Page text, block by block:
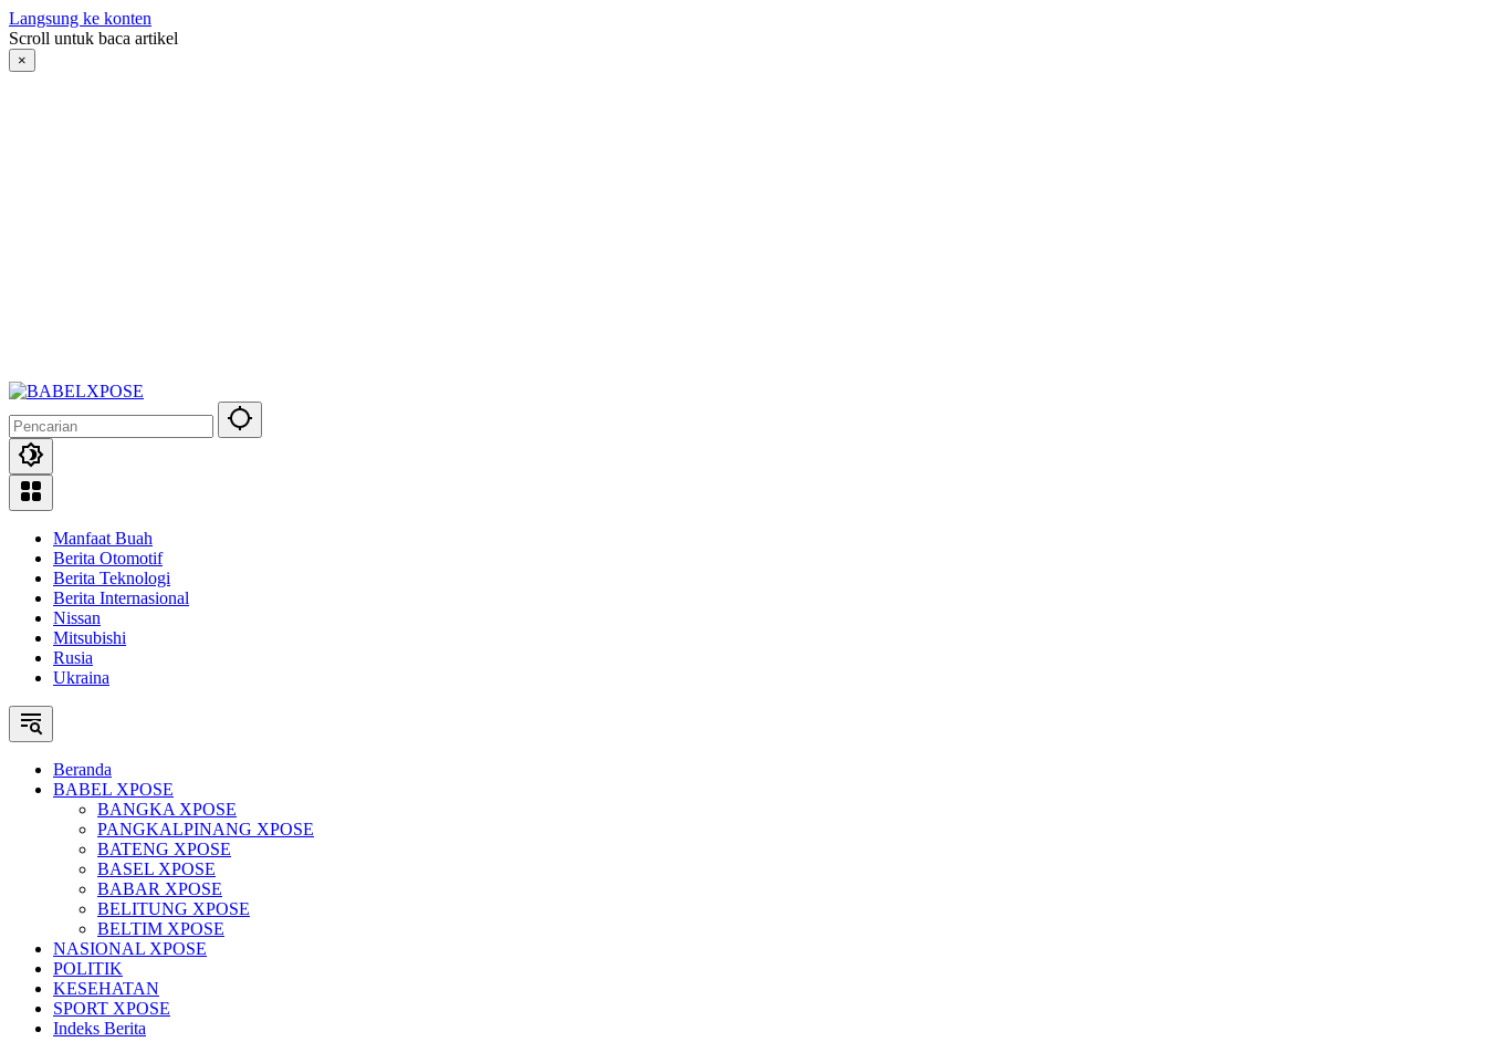
Langsung ke konten
Scroll untuk baca artikel
×
Manfaat Buah
Berita Otomotif
Berita Teknologi
Berita Internasional
Nissan
Mitsubishi
Rusia
Ukraina
Beranda
BABEL XPOSE
BANGKA XPOSE
PANGKALPINANG XPOSE
BATENG XPOSE
BASEL XPOSE
BABAR XPOSE
BELITUNG XPOSE
BELTIM XPOSE
NASIONAL XPOSE
POLITIK
KESEHATAN
SPORT XPOSE
Indeks Berita